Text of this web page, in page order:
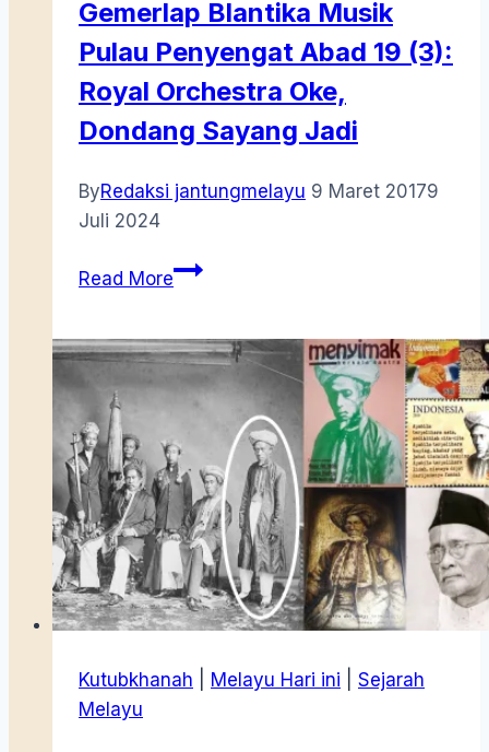
Gemerlap Blantika Musik
Pulau Penyengat Abad 19 (3):
Royal Orchestra Oke,
Dondang Sayang Jadi
ByRedaksi jantungmelayu 9 Maret 20179
Juli 2024
Read MoreGemerlap
Pulau
Penyengat
Abad
19
(3):
Royal
Orchestra
Oke,
Dondang
Sayang
Kutubkhanah
Melayu Hari ini
Sejarah
Melayu